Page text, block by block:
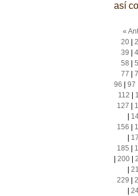
así
«
20|
39
58
77
96
97
112
127
156
185
200|
229